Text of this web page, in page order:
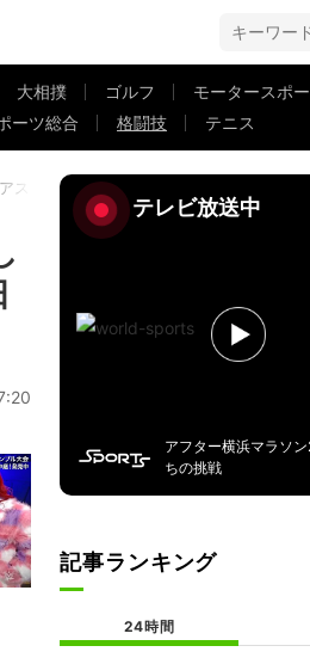
大相撲 ゴルフ
モータースポ
ーツ総合 格闘技 テニス
スカまじ美人じゃね」歴代最強日本人の珍
テレビ放送中
アフター横浜マラソ
ちの挑戦
記事ランキング
24時間